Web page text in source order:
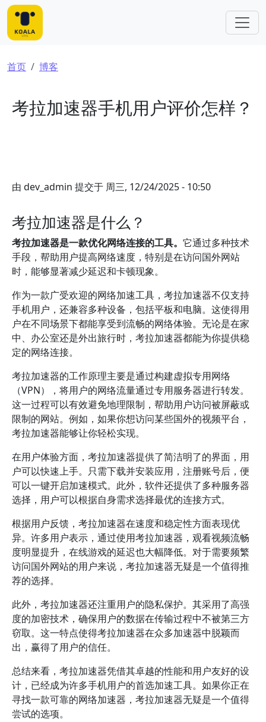
跳转到主要内容
面包屑
首页 博客
考拉加速器手机用户评价怎样？
由 dev_admin 提交于 周三, 12/24/2025 - 10:50
考拉加速器是什么？
考拉加速器是一款优化网络连接的工具。 它通过多种技术
手段，帮助用户提高网络速度，特别是在访问国外网站
时，能够显著减少延迟和卡顿现象。
作为一款广受欢迎的网络加速工具，考拉加速器不仅支持
手机用户，还兼容多种设备，包括平板和电脑。这使得用
户在不同场景下都能享受到流畅的网络体验。无论是在家
中、办公室还是外出旅行时，考拉加速器都能为你提供稳
定的网络连接。
考拉加速器的工作原理主要是通过构建虚拟专用网络
（VPN），将用户的网络流量通过专用服务器进行转发。
这一过程可以有效避免地理限制，帮助用户访问被屏蔽或
限制的网站。例如，如果你想访问某些国外的视频平台，
考拉加速器能够让你轻松实现。
在用户体验方面，考拉加速器提供了简洁明了的界面，用
户可以快速上手。只需下载并安装应用，注册账号后，便
可以一键开启加速模式。此外，软件还提供了多种服务器
选择，用户可以根据自身需求选择最优的连接方式。
根据用户反馈，考拉加速器在速度和稳定性方面表现优
异。许多用户表示，通过使用考拉加速器，观看视频流畅
度明显提升，在线游戏的延迟也大幅降低。对于需要频繁
访问国外网站的用户来说，考拉加速器无疑是一个值得推
荐的选择。
此外，考拉加速器还注重用户的隐私保护。其采用了高强
度的加密技术，确保用户的数据在传输过程中不被第三方
窃取。这一特点使得考拉加速器在众多加速器中脱颖而
出，赢得了用户的信任。
总结来看，考拉加速器凭借其卓越的性能和用户友好的设
计，已经成为许多手机用户的首选加速工具。如果你正在
寻找一款可靠的网络加速器，考拉加速器无疑是一个值得
尝试的选项。